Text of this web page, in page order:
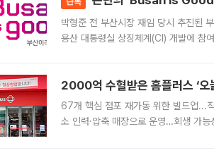
박형준 전 부산시장 재임 당시 추진된
용산 대통령실 상징체계(CI) 개발에 참
2000억 수혈받은 홈플러스 ‘오
67개 핵심 점포 재가동 위한 빌드업...
소 인력·압축 매장으로 운영…회생 가